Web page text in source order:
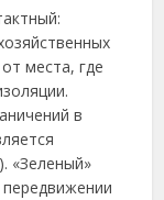
места, где
в
«Зеленый»